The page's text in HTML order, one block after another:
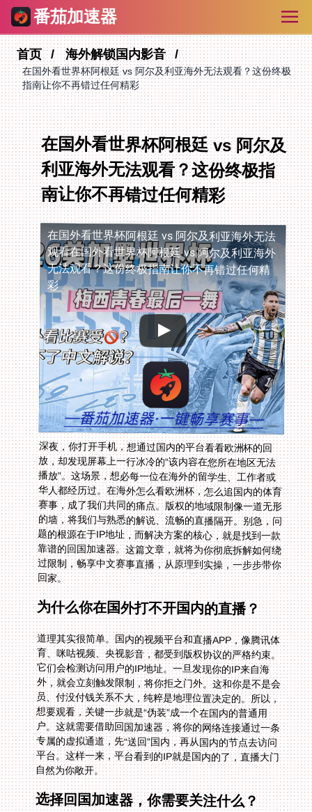
番茄加速器
首页 海外解锁国内影音
在国外看世界杯阿根廷 vs 阿尔及利亚海外无法观看？这份终极
指南让你不再错过任何精彩
在国外看世界杯阿根廷 vs 阿尔及
利亚海外无法观看？这份终极指
南让你不再错过任何精彩
在国外看世界杯阿根廷 vs 阿尔及利亚海外无法
观看在国外看世界杯阿根廷 vs 阿尔及利亚海外
无法观看？这份终极指南让你不再错过任何精
彩
深夜，你打开手机，想通过国内的平台看看欧洲杯的回
放，却发现屏幕上一行冰冷的“该内容在您所在地区无法
播放”。这场景，想必每一位在海外的留学生、工作者或
华人都经历过。在海外怎么看欧洲杯，怎么追国内的体育
赛事，成了我们共同的痛点。版权的地域限制像一道无形
的墙，将我们与熟悉的解说、流畅的直播隔开。别急，问
题的根源在于IP地址，而解决方案的核心，就是找到一款
靠谱的回国加速器。这篇文章，就将为你彻底拆解如何绕
过限制，畅享中文赛事直播，从原理到实操，一步步带你
回家。
为什么你在国外打不开国内的直播？
道理其实很简单。国内的视频平台和直播APP，像腾讯体
育、咪咕视频、央视影音，都受到版权协议的严格约束。
它们会检测访问用户的IP地址。一旦发现你的IP来自海
外，就会立刻触发限制，将你拒之门外。这和你是不是会
员、付没付钱关系不大，纯粹是地理位置决定的。所以，
想要观看，关键一步就是“伪装”成一个在国内的普通用
户。这就需要借助回国加速器，将你的网络连接通过一条
专属的虚拟通道，先“送回”国内，再从国内的节点去访问
平台。这样一来，平台看到的IP就是国内的了，直播大门
自然为你敞开。
选择回国加速器，你需要关注什么？